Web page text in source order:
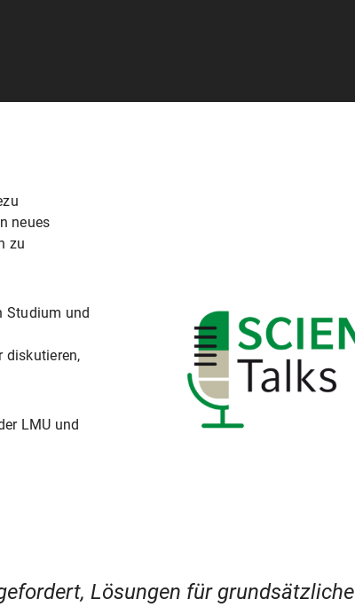
neues
zu
Studium und
diskutieren,
LMU und
Lösungen für grundsätzliche